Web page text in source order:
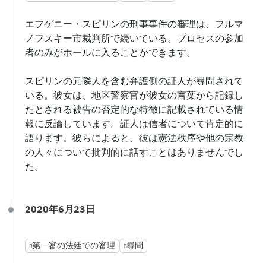
エフゲニー・スピリンの刑事事件の審理は、フルマ
ノフスキー市裁判所で続いている。プロセスの参加
者のみがホールに入ることができます。
スピリンの元隣人を含む弁護側の証人が尋問されて
いる。彼女は、地区警察官が彼女の言葉から記録し
たとされる被告の否定的な特徴に記載されている情
報に反論しています。証人は信者について肯定的に
語ります。彼らによると、彼は憲法秩序や他の宗教
の人々について批判的に話すことはありませんでし
た。
2020年6月23日
第一審の法廷での審理 尋問